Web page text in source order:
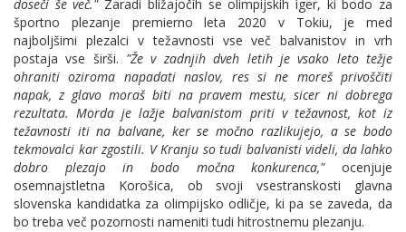
doseči še več."Zaradi bližajočih se olimpijskih iger, ki bodo za
športno plezanje premierno leta 2020 v Tokiu, je med
najboljšimi plezalci v težavnosti vse več balvanistov in vrh
postaja vse širši. "Že v zadnjih dveh letih je vsako leto težje
ohraniti oziroma napadati naslov, res si ne moreš privoščiti
napak, z glavo moraš biti na pravem mestu, sicer ni dobrega
rezultata. Morda je lažje balvanistom priti v težavnost, kot iz
težavnosti iti na balvane, ker se močno razlikujejo, a se bodo
tekmovalci kar zgostili. V Kranju so tudi balvanisti videli, da lahko
dobro plezajo in bodo močna konkurenca,"ocenjuje
osemnajstletna Korošica, ob svoji vsestranskosti glavna
slovenska kandidatka za olimpijsko odličje, ki pa se zaveda, da
bo treba več pozornosti nameniti tudi hitrostnemu plezanju.